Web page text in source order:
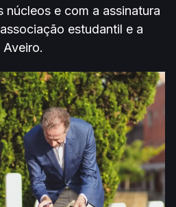
e com a assinatura
estudantil e a